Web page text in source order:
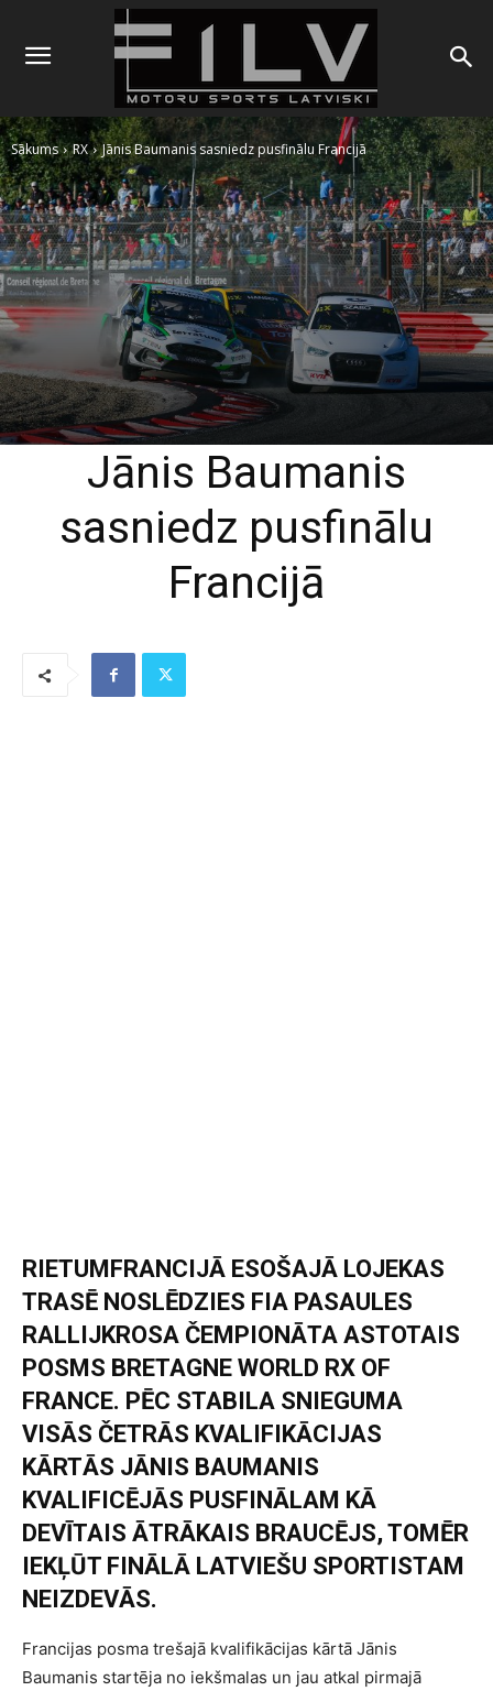
Sākums RX Jānis Baumanis sasniedz pusfinālu Francijā
Jānis Baumanis
sasniedz pusfinālu
Francijā
RIETUMFRANCIJĀ ESOŠAJĀ LOJEKAS
TRASĒ NOSLĒDZIES FIA PASAULES
RALLIJKROSA ČEMPIONĀTA ASTOTAIS
POSMS BRETAGNE WORLD RX OF
FRANCE. PĒC STABILA SNIEGUMA
VISĀS ČETRĀS KVALIFIKĀCIJAS
KĀRTĀS JĀNIS BAUMANIS
KVALIFICĒJĀS PUSFINĀLAM KĀ
DEVĪTAIS ĀTRĀKAIS BRAUCĒJS, TOMĒR
IEKĻŪT FINĀLĀ LATVIEŠU SPORTISTAM
NEIZDEVĀS.
Francijas posma trešajā kvalifikācijas kārtā Jānis
Baumanis startēja no iekšmalas un jau atkal pirmajā